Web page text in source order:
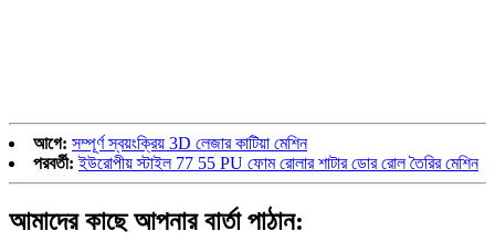
আগে: সম্পূর্ণ স্বয়ংক্রিয় 3D লেজার কাটিয়া মেশিন
পরবর্তী: ইউরোপীয় স্টাইল 77 55 PU ফোম রোলার শাটার ডোর রোল তৈরির মেশিন
আমাদের কাছে আপনার বার্তা পাঠান: